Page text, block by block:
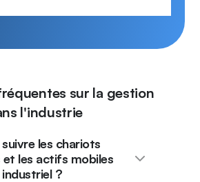
sur la gestion
l'industrie
les chariots
et les actifs mobiles
?